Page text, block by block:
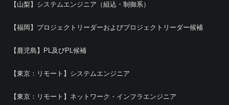
【山梨】システムエンジニア（組込・制御系）
【福岡】プロジェクトリーダーおよびプロジェクトリーダー候補
【鹿児島】PL及びPL候補
【東京：リモート】システムエンジニア
【東京：リモート】ネットワーク・インフラエンジニア